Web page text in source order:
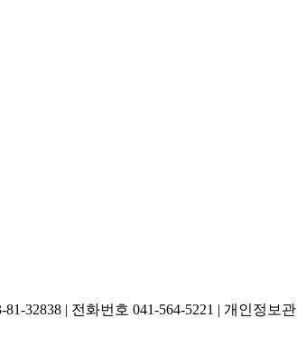
32838 | 전화번호 041-564-5221 | 개인정보